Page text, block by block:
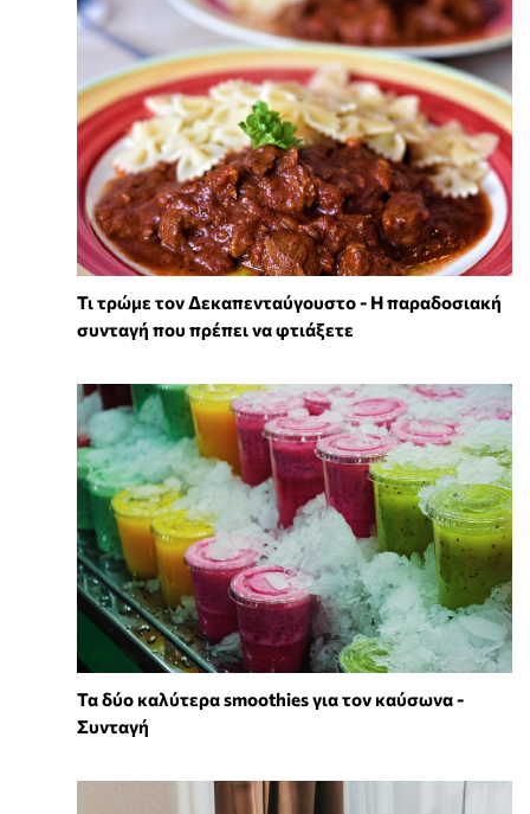
Τι τρώμε τον Δεκαπενταύγουστο - Η παραδοσιακή
συνταγή που πρέπει να φτιάξετε
Τα δύο καλύτερα smoothies για τον καύσωνα -
Συνταγή